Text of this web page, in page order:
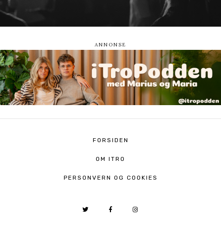
FORSIDEN
OM ITRO
PERSONVERN OG COOKIES